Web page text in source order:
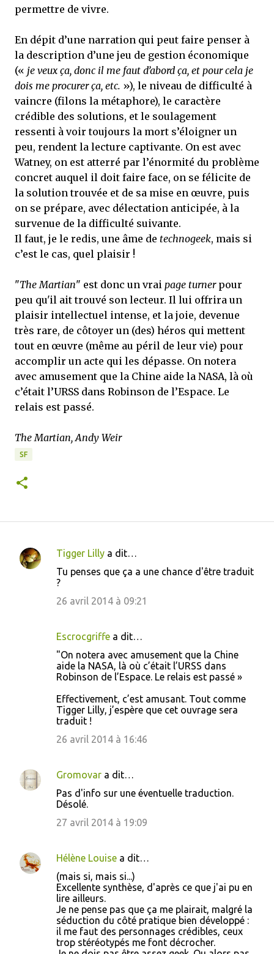
permettre de vivre.
En dépit d’une narration qui peut faire penser à
la description d’une jeu de gestion économique
(« je veux ça, donc il me faut d’abord ça, et pour cela je
dois me procurer ça, etc. »), le niveau de difficulté à
vaincre (filons la métaphore), le caractère
crédible des solutions, et le soulagement
ressenti à voir toujours la mort s’éloigner un
peu, rendent la lecture captivante. On est avec
Watney, on est atterré par l’énormité du problème
concret auquel il doit faire face, on se félicite de
la solution trouvée et de sa mise en œuvre, puis
on se prépare, avec délectation anticipée, à la
survenue de la difficulté suivante.
Il faut, je le redis, une âme de technogeek, mais si
c’est le cas, quel plaisir !
"The Martian" est donc un vrai page turnerpour
peu qu'il ait trouvé son lecteur. Il lui offrira un
plaisir intellectuel intense, et la joie, devenue
très rare, de côtoyer un (des) héros qui mettent
tout en œuvre (même au péril de leur vie) pour
accomplir un acte qui les dépasse. On notera
avec amusement que la Chine aide la NASA, là où
c’était l’URSS dans Robinson de l’Espace. Le
relais est passé.
The Martian, Andy Weir
SF
C
Tigger Lilly a dit…
Tu penses que ça a une chance d'être traduit
?
26 avril 2014 à 09:21
Escrocgriffe a dit…
"On notera avec amusement que la Chine
aide la NASA, là où c’était l’URSS dans
Robinson de l’Espace. Le relais est passé »
Effectivement, c’est amusant. Tout comme
Tigger Lilly, j’espère que cet ouvrage sera
traduit !
26 avril 2014 à 16:46
Gromovar a dit…
Pas d'info sur une éventuelle traduction.
Désolé.
27 avril 2014 à 19:09
Hélène Louise a dit…
(mais si, mais si...)
Excellente synthèse, d'après ce que j'ai pu en
lire ailleurs.
Je ne pense pas que ça me plairait, malgré la
séduction du côté pratique bien développé :
il me faut des personnages crédibles, ceux
trop stéréotypés me font décrocher.